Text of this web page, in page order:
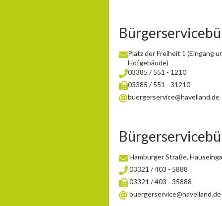
Platz der Freiheit 1 (Eingang
Hofgebäude)
03385 / 551 - 1210
03385 / 551 - 31210
buergerservice@havelland.de
Hamburger Straße,
03321 / 403 - 5888
03321 / 403 - 35888
buergerservice@havelland.de